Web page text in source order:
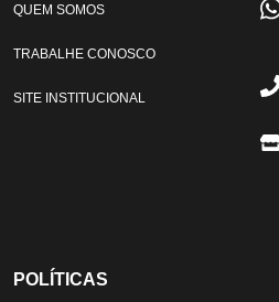
QUEM SOMOS
TRABALHE CONOSCO
SITE INSTITUCIONAL
POLÍTICAS